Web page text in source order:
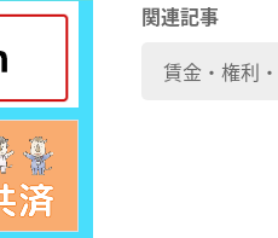
関連記事
賃金・権利